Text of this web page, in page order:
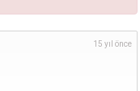
15 yıl önce